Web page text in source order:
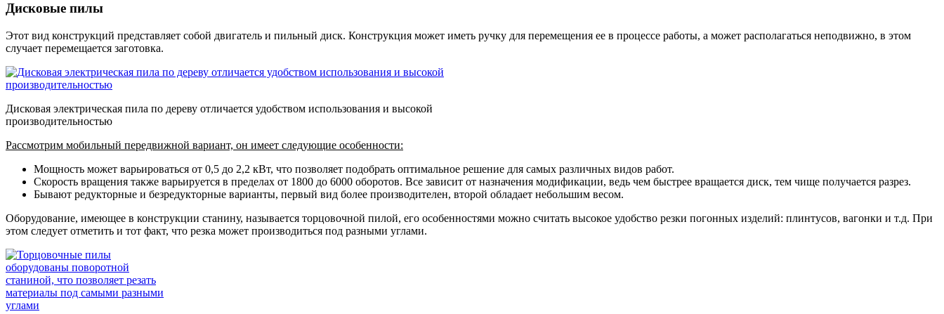
Дисковые пилы
Этот вид конструкций представляет собой двигатель и пильный диск. Конструкция может иметь ручку для перемещения ее в процессе работы, а может располагаться неподвижно, в этом
случает перемещается заготовка.
Дисковая электрическая пила по дереву отличается удобством использования и высокой
производительностью
Рассмотрим мобильный передвижной вариант, он имеет следующие особенности:
Мощность может варьироваться от 0,5 до 2,2 кВт, что позволяет подобрать оптимальное решение для самых различных видов работ.
Скорость вращения также варьируется в пределах от 1800 до 6000 оборотов. Все зависит от назначения модификации, ведь чем быстрее вращается диск, тем чище получается разрез.
Бывают редукторные и безредукторные варианты, первый вид более производителен, второй обладает небольшим весом.
Оборудование, имеющее в конструкции станину, называется торцовочной пилой, его особенностями можно считать высокое удобство резки погонных изделий: плинтусов, вагонки и т.д. При
этом следует отметить и тот факт, что резка может производиться под разными углами.